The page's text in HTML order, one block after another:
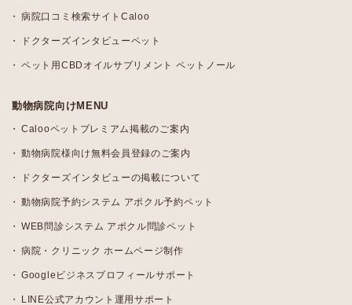
病院口コミ検索サイトCaloo
ドクターズインタビューペット
ペット用CBDオイルサプリメント ペットノール
動物病院向けMENU
Calooペットプレミアム掲載のご案内
動物病院様向け無料会員登録のご案内
ドクターズインタビューの掲載について
動物病院予約システム アポクル予約ペット
WEB問診システム アポクル問診ペット
病院・クリニック ホームページ制作
Googleビジネスプロフィールサポート
LINE公式アカウント運用サポート